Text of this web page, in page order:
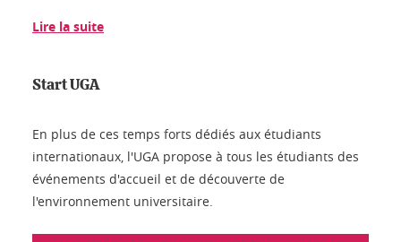
Lire la suite
Start UGA
En plus de ces temps forts dédiés aux étudiants
internationaux, l'UGA propose à tous les étudiants des
événements d'accueil et de découverte de
l'environnement universitaire.